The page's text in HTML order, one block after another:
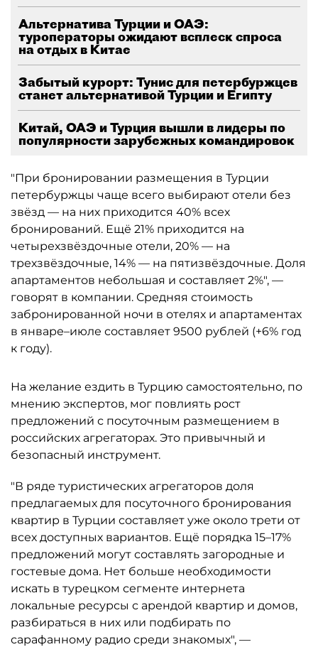
Альтернатива Турции и ОАЭ:
туроператоры ожидают всплеск спроса
на отдых в Китае
Забытый курорт: Тунис для петербуржцев
станет альтернативой Турции и Египту
Китай, ОАЭ и Турция вышли в лидеры по
популярности зарубежных командировок
"При бронировании размещения в Турции
петербуржцы чаще всего выбирают отели без
звёзд — на них приходится 40% всех
бронирований. Ещё 21% приходится на
четырехзвёздочные отели, 20% — на
трехзвёздочные, 14% — на пятизвёздочные. Доля
апартаментов небольшая и составляет 2%", —
говорят в компании. Средняя стоимость
забронированной ночи в отелях и апартаментах
в январе–июле составляет 9500 рублей (+6% год
к году).
На желание ездить в Турцию самостоятельно, по
мнению экспертов, мог повлиять рост
предложений с посуточным размещением в
российских агрегаторах. Это привычный и
безопасный инструмент.
"В ряде туристических агрегаторов доля
предлагаемых для посуточного бронирования
квартир в Турции составляет уже около трети от
всех доступных вариантов. Ещё порядка 15–17%
предложений могут составлять загородные и
гостевые дома. Нет больше необходимости
искать в турецком сегменте интернета
локальные ресурсы с арендой квартир и домов,
разбираться в них или подбирать по
сарафанному радио среди знакомых", —